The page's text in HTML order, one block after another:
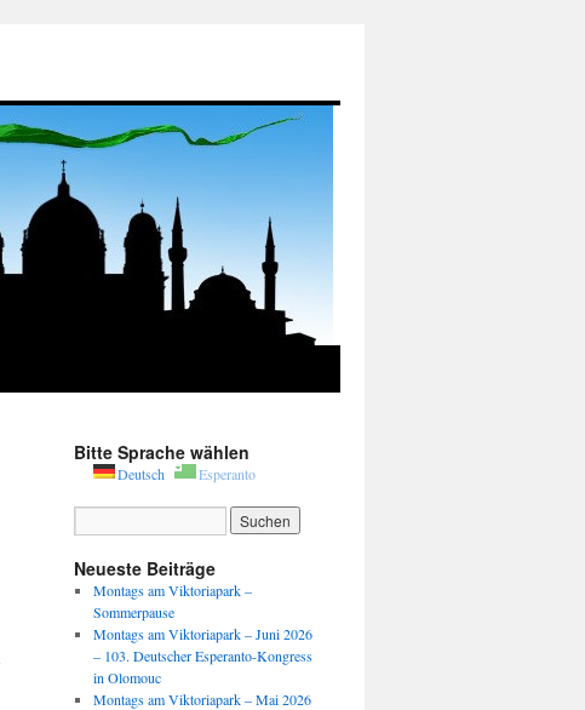
Bitte Sprache wählen
Deutsch Esperanto
Neueste Beiträge
Montags am Viktoriapark –
Sommerpause
Montags am Viktoriapark – Juni 2026
– 103. Deutscher Esperanto-Kongress
in Olomouc
Montags am Viktoriapark – Mai 2026